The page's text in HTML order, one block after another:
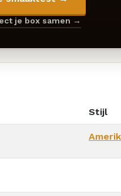
je box samen →
Stijl